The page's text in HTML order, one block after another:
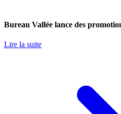
Bureau Vallée lance des
Lire la suite